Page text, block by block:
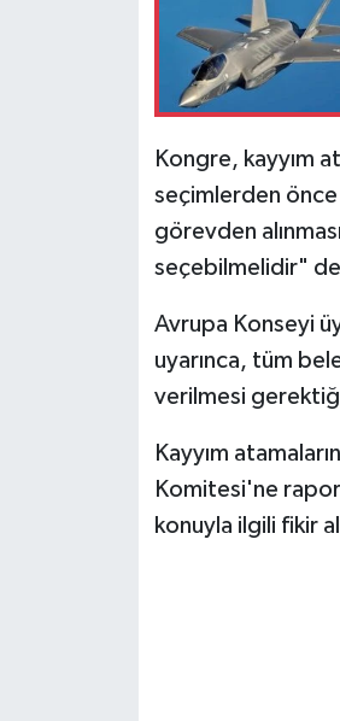
Kongre, kayyım
seçimlerden önce
görevden
seçebilmelidir"
Avrupa Konseyi
uyarınca, tüm
verilmesi
Kayyım
Komitesi'ne
konuyla ilgili fikir